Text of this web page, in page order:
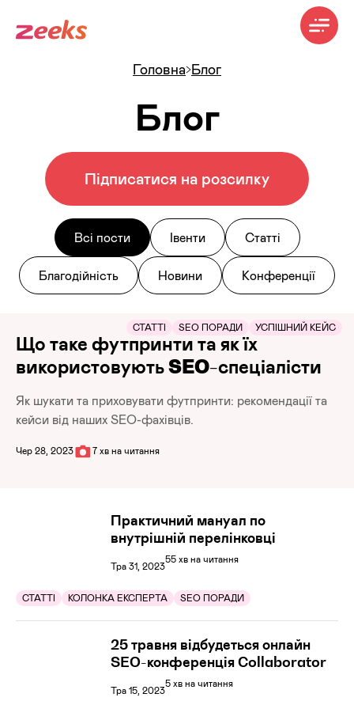
Головна Блог
Блог
Підписатися на розсилку
Всі пости Івенти Статті
Благодійність Новини Конференції
СТАТТІ SEO ПОРАДИ УСПІШНИЙ КЕЙС
Що таке футпринти та як їх
використовують SEO-спеціалісти
Як шукати та приховувати футпринти: рекомендації та
кейси від наших SEO-фахівців.
Чер 28, 2023 7 хв на читання
Практичний мануал по
внутрішній перелінковці
Тра 31, 202355 хв на читання
СТАТТІ КОЛОНКА ЕКСПЕРТА SEO ПОРАДИ
25 травня відбудеться онлайн
SEO-конференція Collaborator
Тра 15, 20235 хв на читання